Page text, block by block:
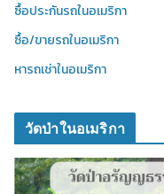
ซื้อประกันรถในอเมริกา
ซื้อ/ขายรถในอเมริกา
หารถเช่าในอเมริกา
วัดป่าในอเมริกา